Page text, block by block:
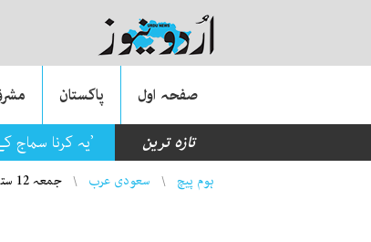
صفحہ اول پاکستان
تازہ ترین
’یہ کرنا سماج
You are here
ہوم پیچ سعودی عرب جمعہ 12 ستمبر2025 کو سعودی عرب میں ریال کا ریٹ